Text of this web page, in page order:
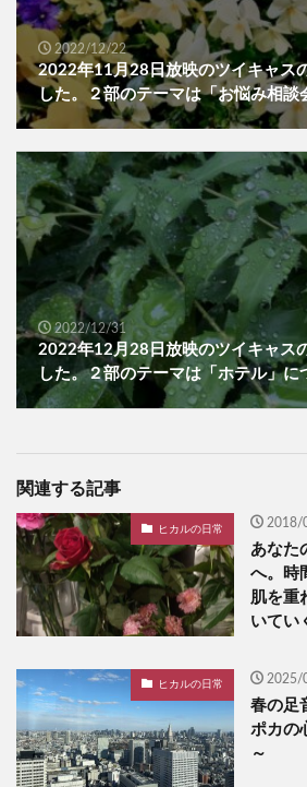
2022/12/22
2022年11月28日放映のツイキャス
した。２部のテーマは「お悩み相談
2022/12/31
2022年12月28日放映のツイキャス
した。２部のテーマは「ホテル」に
関連する記事
ヒカルの日常 2018/
あなた
へ。時
肌を重
いてい
ヒカルの日常 2025/
春の足
ポカの
～